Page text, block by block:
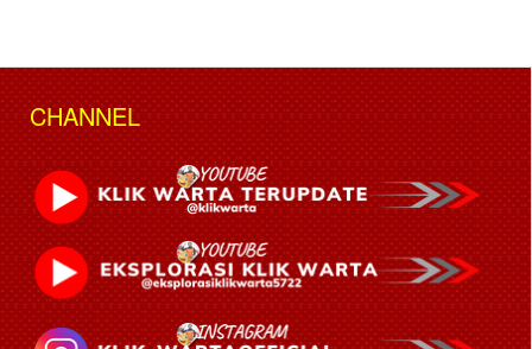
CHANNEL